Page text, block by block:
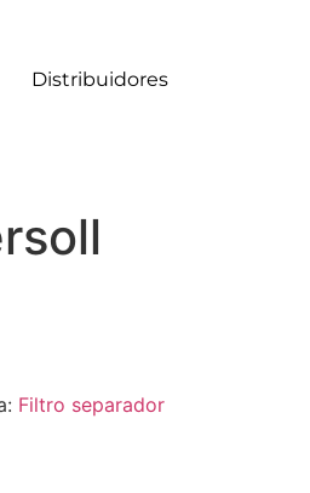
Distribuidores
Filtro separador